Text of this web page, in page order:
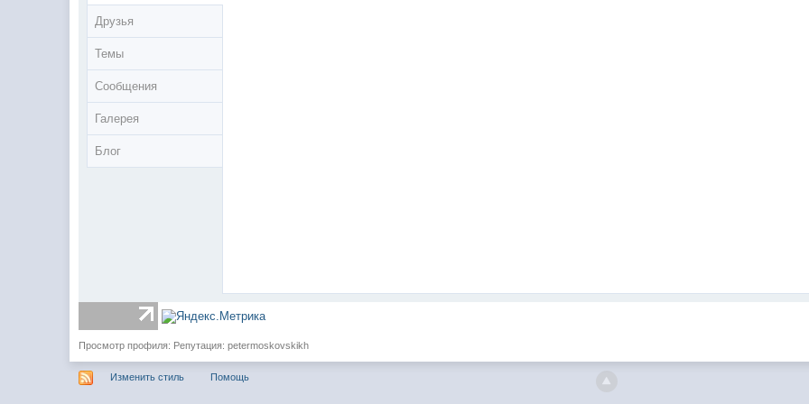
Друзья
Темы
Сообщения
Галерея
Блог
Просмотр профиля: Репутация: petermoskovskikh
Изменить стиль Помощь